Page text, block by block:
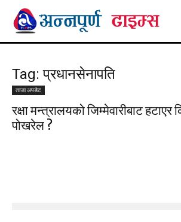
Tag: प्रधानसेनापति
ताजा अपडेट
रक्षा मन्त्रालयको जिम्मेवारीबाट हटाएर
पोखरेल ?